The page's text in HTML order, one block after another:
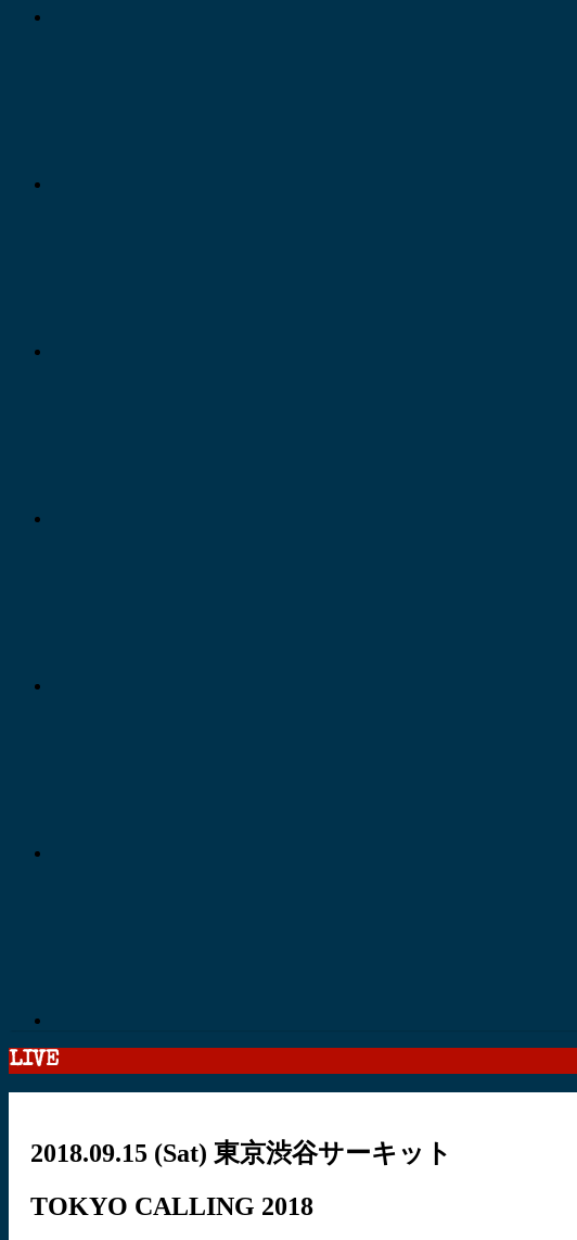
LIVE
2018.09.15 (Sat) 東京渋谷サーキット
TOKYO CALLING 2018